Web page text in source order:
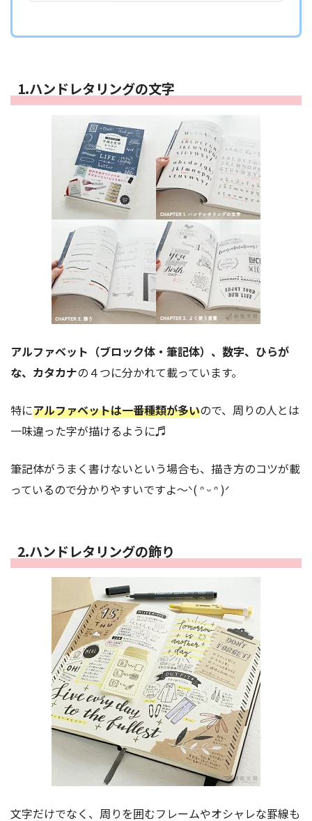
1.ハンドレタリングの文字
アルファベット（ブロック体・筆記体）、数字、ひらが
な、カタカナの４つに分かれて載っています。
特にアルファベットは一番種類が多いので、周りの人とは
一味違った字が描けるように♬
筆記体がうまく書けないという場合も、描き方のコツが載
っているので分かりやすいですよ〜ᐠ( ᐢ ᵕ ᐢ )ᐟ
2.ハンドレタリングの飾り
文字だけでなく、周りを囲むフレームやオシャレな罫線も